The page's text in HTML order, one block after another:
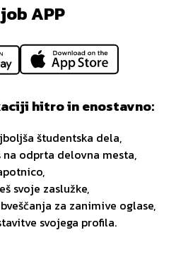
APP
hitro in enostavno:
študentska dela,
na odprta delovna mesta,
svoje zaslužke,
za zanimive oglase,
svojega profila.